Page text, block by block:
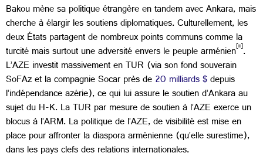
Bakou mène sa politique étrangère en tandem avec Ankara, mais
cherche à élargir les soutiens diplomatiques. Culturellement, les
deux États partagent de nombreux points communs comme la
turcité mais surtout une adversité envers le peuple arménien[ii].
L’AZE investit massivement en TUR (via son fond souverain
SoFAz et la compagnie Socar près de20 milliards $depuis
l’indépendance azérie), ce qui lui assure le soutien d’Ankara au
sujet du H-K. La TUR par mesure de soutien à l’AZE exerce un
blocus à l’ARM. La politique de l’AZE, de visibilité est mise en
place pour affronter la diaspora arménienne (qu’elle surestime),
dans les pays clefs des relations internationales.